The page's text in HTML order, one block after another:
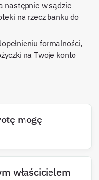
następnie w sądzie
na rzecz banku do
formalności,
na Twoje konto
mogę
właścicielem